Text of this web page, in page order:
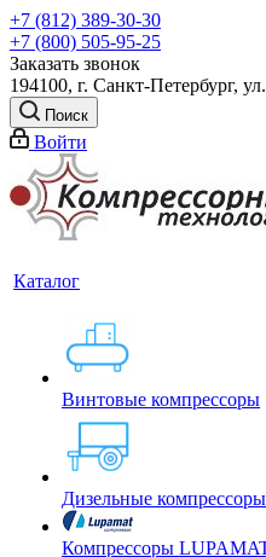
+7 (812) 389-30-30
+7 (800) 505-95-25
Заказать звонок
194100, г. Санкт-Петербург,
Поиск
Войти
Каталог
Винтовые компрессоры
Дизельные компрессоры
Компрессоры